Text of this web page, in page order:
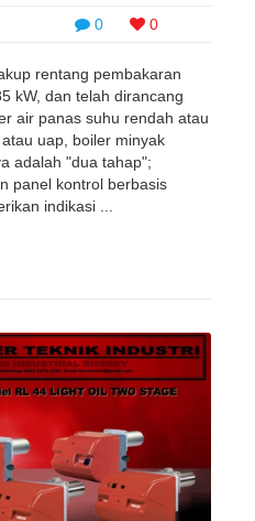
0 0
rentang pembakaran
kW, dan telah dirancang
air panas suhu rendah atau
uap, boiler minyak
adalah "dua tahap";
panel kontrol berbasis
indikasi ...